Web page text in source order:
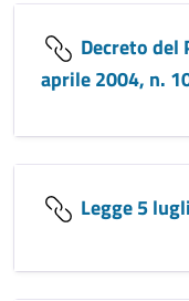
Decreto del
aprile 2004, n.
Legge 5